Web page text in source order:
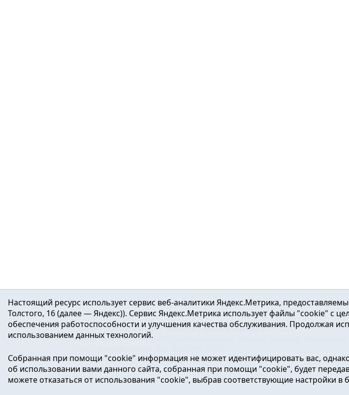
16+ ©Ялуторовск знает / Новости города и района2016-2023
Учредитель: АНО «ИИЦ « Ялуторовская жизнь». Главный редактор: Вешкурцева
Регистрационный номер ЭЛ № ФС 77-64937 от 24.02.2016г. выдан Федеральной
массовых коммуникаций.
Политика оператора
Настоящий ресурс использует сервис веб-аналитики Яндекс.Метрика,
Толстого, 16 (далее — Яндекс)). Сервис Яндекс.Метрика использует файлы "cookie" с
обеспечения работоспособности и улучшения качества обслуживания. Продолжая
использованием данных технологий.
Собранная при помощи "cookie" информация не может идентифицировать вас,
об использовании вами данного сайта, собранная при помощи "cookie", будет
можете отказаться от использования "cookie", выбрав соответствующие настройки в